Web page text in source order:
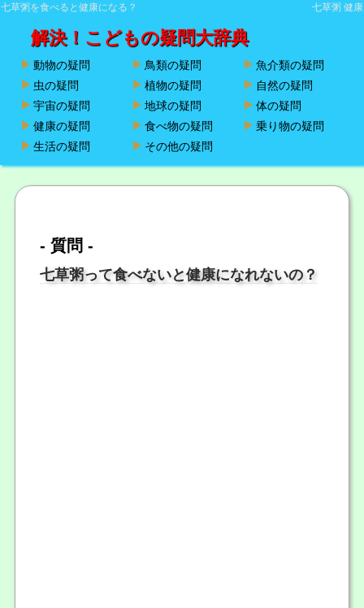
七草粥を食べると健康になる？ 七草粥 健康
解決！こどもの疑問大辞典
動物の疑問 鳥類の疑問
魚介類の疑問
虫の疑問
植物の疑問
自然の疑問
宇宙の疑問
地球の疑問
体の疑問
健康の疑問
食べ物の疑問
乗り物の疑問
生活の疑問
その他の疑問
- 質問 -
七草粥って食べないと健康になれないの？